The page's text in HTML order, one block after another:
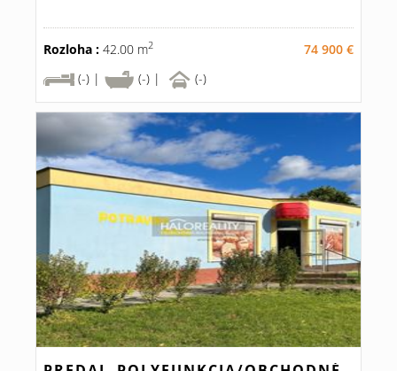
Rozloha : 42.00 m2
74 900 €
(-) |
(-) | (-)